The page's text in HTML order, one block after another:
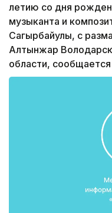
летию со дня
музыканта и
Сагырбайулы, с
Алтынжар
области,